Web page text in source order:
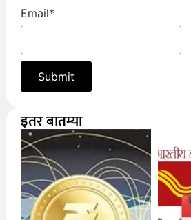
Email*
इतर बातम्या